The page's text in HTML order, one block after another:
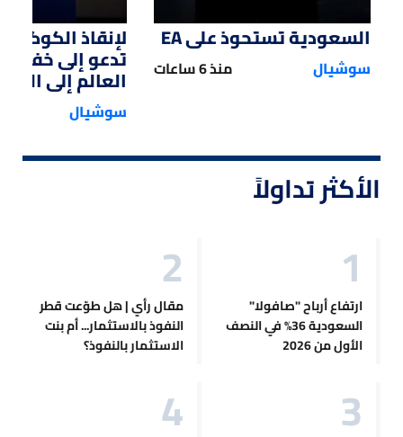
السعودية تستحوذ على EA
سوشيال منذ 6 ساعات
لإنقاذ
تدعو إلى
العالم إلى
سوشيال
الأكثر تداولاً
ارتفاع أرباح "صافولا"
السعودية 36% في النصف
الأول من 2026
مقال رأي | هل طوّعت قطر
النفوذ بالاستثمار... أم بنت
الاستثمار بالنفوذ؟